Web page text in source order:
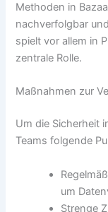
Methoden in
nachverfolgbar
spielt vor allem in
zentrale Rolle.
Maßnahmen zur
Um die Sicherheit
Teams folgende
um
Strenge